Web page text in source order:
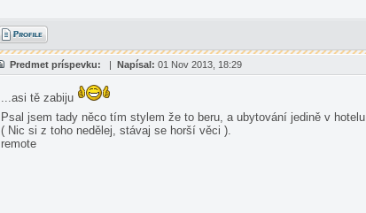
Predmet príspevku: | Napísal: 01 Nov 2013, 18:29
...asi tě zabiju
Psal jsem tady něco tím stylem že to beru, a ubytování jedině v hotelu
( Nic si z toho nedělej, stávaj se horší věci ).
remote